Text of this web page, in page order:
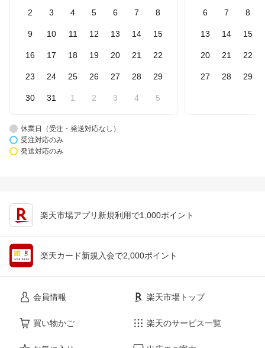
2 3 4 5 6 7 8
9 10 11 12 13 14 15
16 17 18 19 20 21 22
23 24 25 26 27 28 29
30 31 1 2 3 4 5
6 7 8
13 14 15
20 21 22
27 28 29
休業日（受注・発送対応なし）
受注対応のみ
発送対応のみ
楽天市場アプリ新規利用で1,000ポイント
楽天カード新規入会で2,000ポイント
会員情報
買い物かご
楽天市場トップ
楽天のサービス一覧